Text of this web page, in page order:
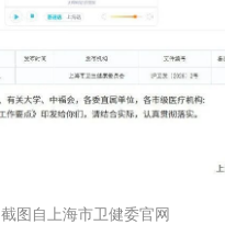
截图自上海市卫健委官网